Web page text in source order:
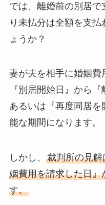
では、離婚前の別居で
り未払分は全額を支
ょうか？
妻が夫を相手に婚姻費
『別居開始日』から
あるいは『再度同居
能な期間になります。
しかし、 裁判所の見
姻費用を請求した日
す。